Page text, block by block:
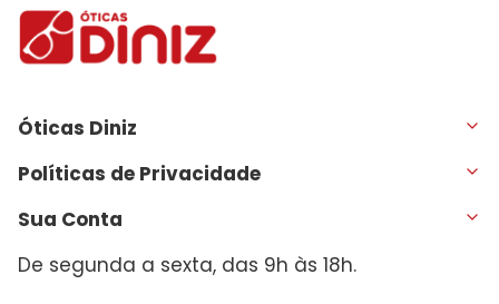
Óticas Diniz
Políticas de Privacidade
Sua Conta
De segunda a sexta, das 9h às 18h.